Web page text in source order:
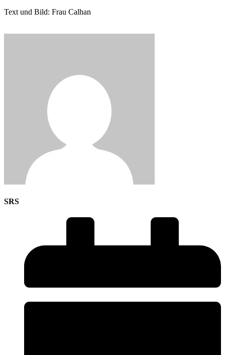
Text und Bild: Frau Calhan
SRS